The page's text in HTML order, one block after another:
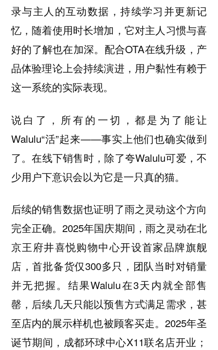
录与主人的互动数据，持续学习并更新记
忆，随着使用时长增加，它对主人习惯与喜
好的了解也在加深。配合OTA在线升级，产
品体验理论上会持续演进，用户黏性有赖于
这一系统的实际表现。
说白了，所有的一切，都是为了能让
Walulu“活”起来——事实上他们也确实做到
了。在线下销售时，除了夸Walulu可爱，不
少用户下意识会以为它是一只真的猫。
后续的销售数据也证明了雨之灵动这个方向
完全正确。2025年国庆期间，雨之灵动在北
京王府井喜悦购物中心开设首家品牌旗舰
店，首批备货仅300多只，团队当时对销量
并无把握。结果Walulu在3天内就全部售
罄，后续几天只能以预售方式满足需求，甚
至店内的展示样机也被顾客买走。2025年圣
诞节期间，成都环球中心X11联名店开业；